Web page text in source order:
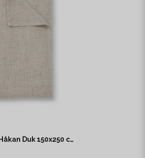
Boel & Jan Håkan Duk 150x250 cm Beige